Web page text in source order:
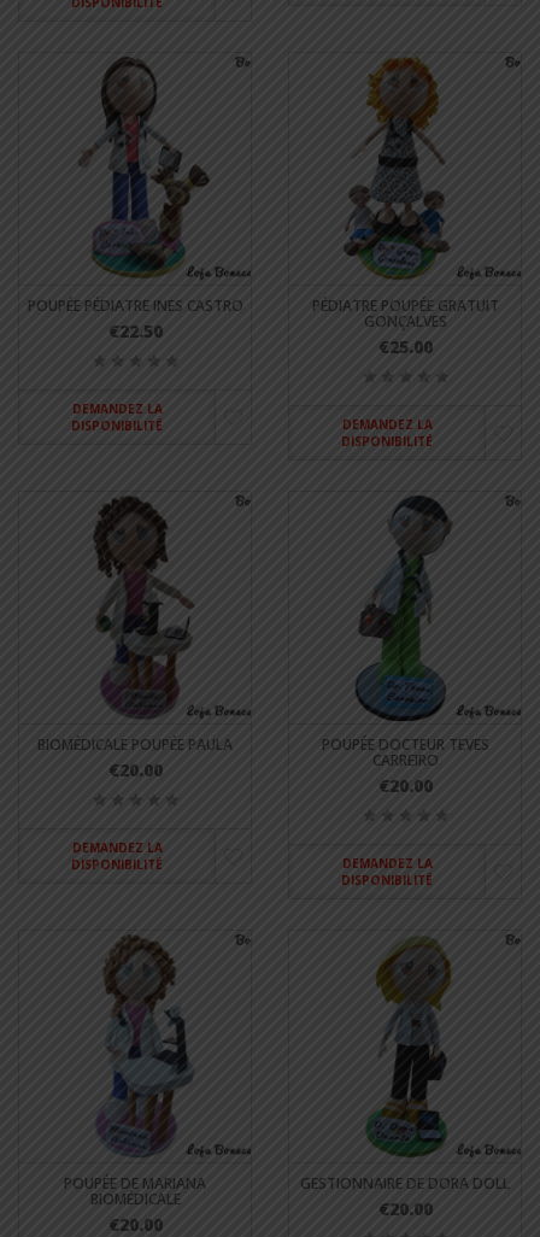
POUPÉE PÉDIATRE INES CASTRO
€22.50
DEMANDEZ LA
DISPONIBILITÉ
PÉDIATRE POUPÉE GRATUIT
GONÇALVES
€25.00
DEMANDEZ LA
DISPONIBILITÉ
BIOMÉDICALE POUPÉE PAULA
€20.00
DEMANDEZ LA
DISPONIBILITÉ
POUPÉE DOCTEUR TEVES
CARREIRO
€20.00
DEMANDEZ LA
DISPONIBILITÉ
POUPÉE DE MARIANA
BIOMÉDICALE
€20.00
GESTIONNAIRE DE DORA DOLL
€20.00